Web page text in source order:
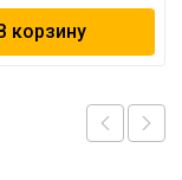
корзину